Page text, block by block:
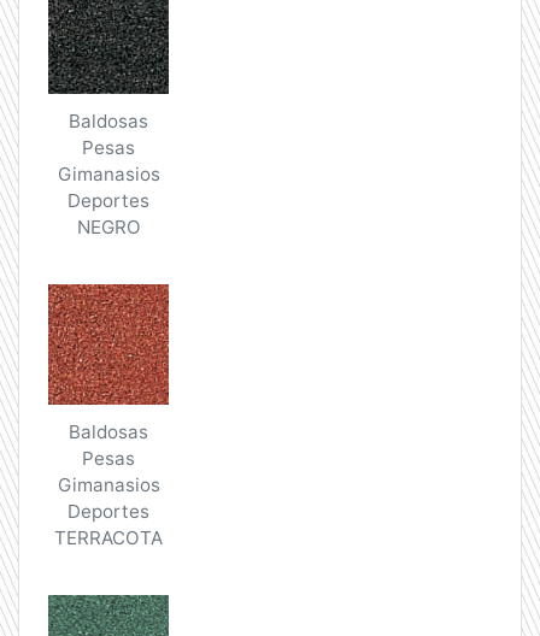
Baldosas
Pesas
Gimanasios
Deportes
NEGRO
Baldosas
Pesas
Gimanasios
Deportes
TERRACOTA